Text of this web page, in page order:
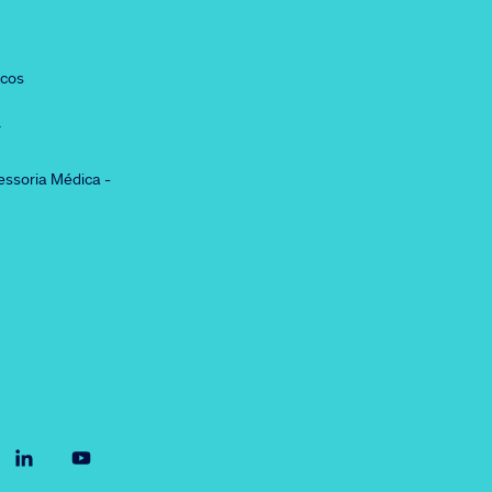
Médica -